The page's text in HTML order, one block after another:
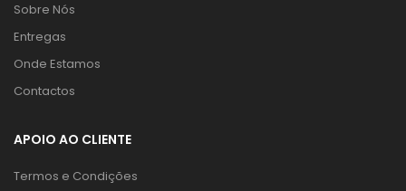
Sobre Nós
Entregas
Onde Estamos
Contactos
APOIO AO CLIENTE
Termos e Condições